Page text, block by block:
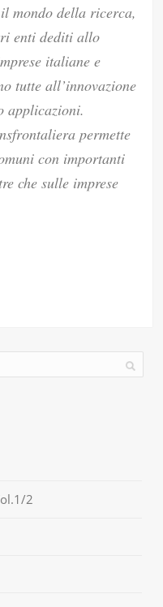
mondo della ricerca,
enti dediti allo
italiane e
tutte all’innovazione
applicazioni.
permette
con importanti
che sulle imprese
2